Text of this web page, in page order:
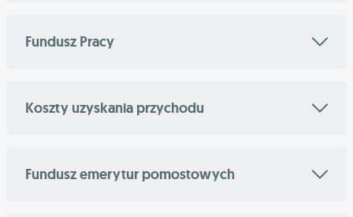
Fundusz Pracy
Koszty uzyskania przychodu
Fundusz emerytur pomostowych